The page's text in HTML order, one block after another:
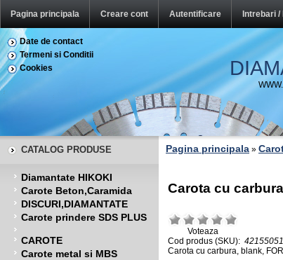
Pagina principala Creare cont Autentificare Intrebari /
Date de contact
Termeni si Conditii
Cookies
CATALOG PRODUSE
Diamantate HIKOKI
Carote Beton,Caramida
DISCURI,DIAMANTATE
Carote prindere SDS PLUS
CAROTE
Carote metal si MBS
Pagina principala »
Carota cu
Voteaza
Cod produs (SKU):
Carota cu carbura, blank,